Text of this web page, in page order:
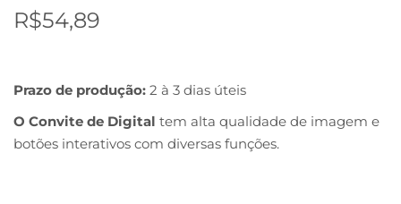
R$54,89
Prazo de produção: 2 à 3 dias úteis
O Convite de Digital tem alta qualidade de imagem e
botões interativos com diversas funções.